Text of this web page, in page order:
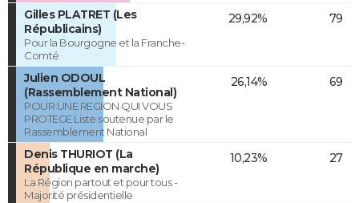
Gilles PLATRET (Les
Républicains)
Pour la Bourgogne et la Franche-
Comté
29,92% 79
Julien ODOUL
(Rassemblement National)
POUR UNE REGION QUI VOUS
PROTEGE Liste soutenue par le
Rassemblement National
26,14% 69
Denis THURIOT (La
République en marche)
La Région partout et pour tous -
Majorité présidentielle
10,23% 27